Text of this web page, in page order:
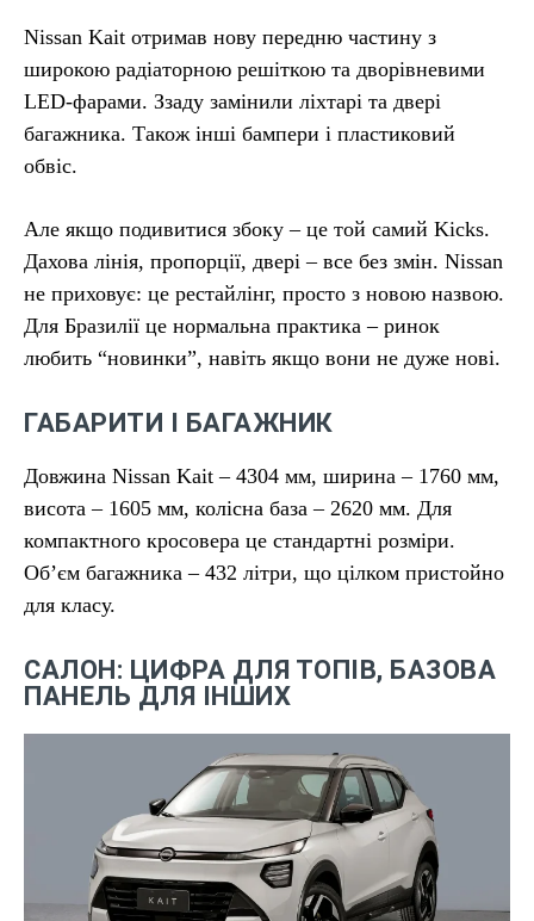
Nissan Kait отримав нову передню частину з
широкою радіаторною решіткою та дворівневими
LED-фарами. Ззаду замінили ліхтарі та двері
багажника. Також інші бампери і пластиковий
обвіс.
Але якщо подивитися збоку – це той самий Kicks.
Дахова лінія, пропорції, двері – все без змін. Nissan
не приховує: це рестайлінг, просто з новою назвою.
Для Бразилії це нормальна практика – ринок
любить “новинки”, навіть якщо вони не дуже нові.
ГАБАРИТИ І БАГАЖНИК
Довжина Nissan Kait – 4304 мм, ширина – 1760 мм,
висота – 1605 мм, колісна база – 2620 мм. Для
компактного кросовера це стандартні розміри.
Об’єм багажника – 432 літри, що цілком пристойно
для класу.
САЛОН: ЦИФРА ДЛЯ ТОПІВ, БАЗОВА
ПАНЕЛЬ ДЛЯ ІНШИХ